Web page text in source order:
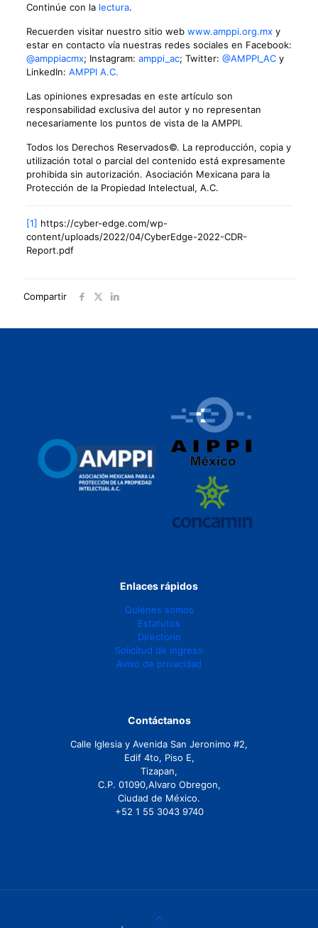
Continúe con la lectura.
Recuerden visitar nuestro sitio web www.amppi.org.mxy
estar en contacto vía nuestras redes sociales en Facebook:
@amppiacmx; Instagram: amppi_ac; Twitter: @AMPPI_ACy
LinkedIn: AMPPI A.C.
Las opiniones expresadas en este artículo son
responsabilidad exclusiva del autor y no representan
necesariamente los puntos de vista de la AMPPI.
Todos los Derechos Reservados©. La reproducción, copia y
utilización total o parcial del contenido está expresamente
prohibida sin autorización. Asociación Mexicana para la
Protección de la Propiedad Intelectual, A.C.
[1] https://cyber-edge.com/wp-
content/uploads/2022/04/CyberEdge-2022-CDR-
Report.pdf
Compartir
Enlaces rápidos
Quiénes somos
Estatutos
Directorio
Solicitud de ingreso
Aviso de privacidad
Contáctanos
Calle Iglesia y Avenida San Jeronimo #2,
Edif 4to, Piso E,
Tizapan,
C.P. 01090,Alvaro Obregon,
Ciudad de México.
+52 1 55 3043 9740